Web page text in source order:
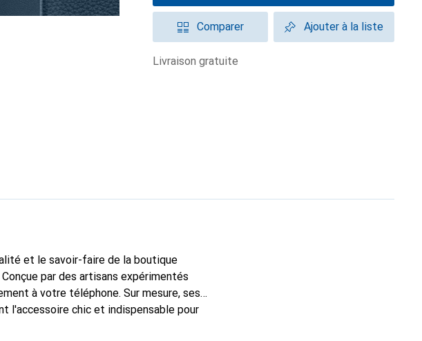
Comparer Ajouter à la liste
livraison gratuite
et le savoir-faire de la boutique
par des artisans expérimentés
à votre téléphone. Sur mesure, ses
l'accessoire chic et indispensable pour